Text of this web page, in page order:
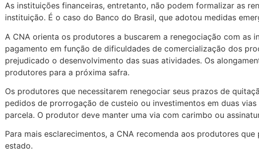
As instituições financeiras, entretanto, não podem formalizar as
instituição. É o caso do Banco do Brasil, que adotou medidas
A CNA orienta os produtores a buscarem a renegociação com as
pagamento em função de dificuldades de comercialização dos
prejudicado o desenvolvimento das suas atividades. Os
produtores para a próxima safra.
Os produtores que necessitarem renegociar seus prazos de
pedidos de prorrogação de custeio ou investimentos em duas
parcela. O produtor deve manter uma via com carimbo ou
Para mais esclarecimentos, a CNA recomenda aos produtores
estado.